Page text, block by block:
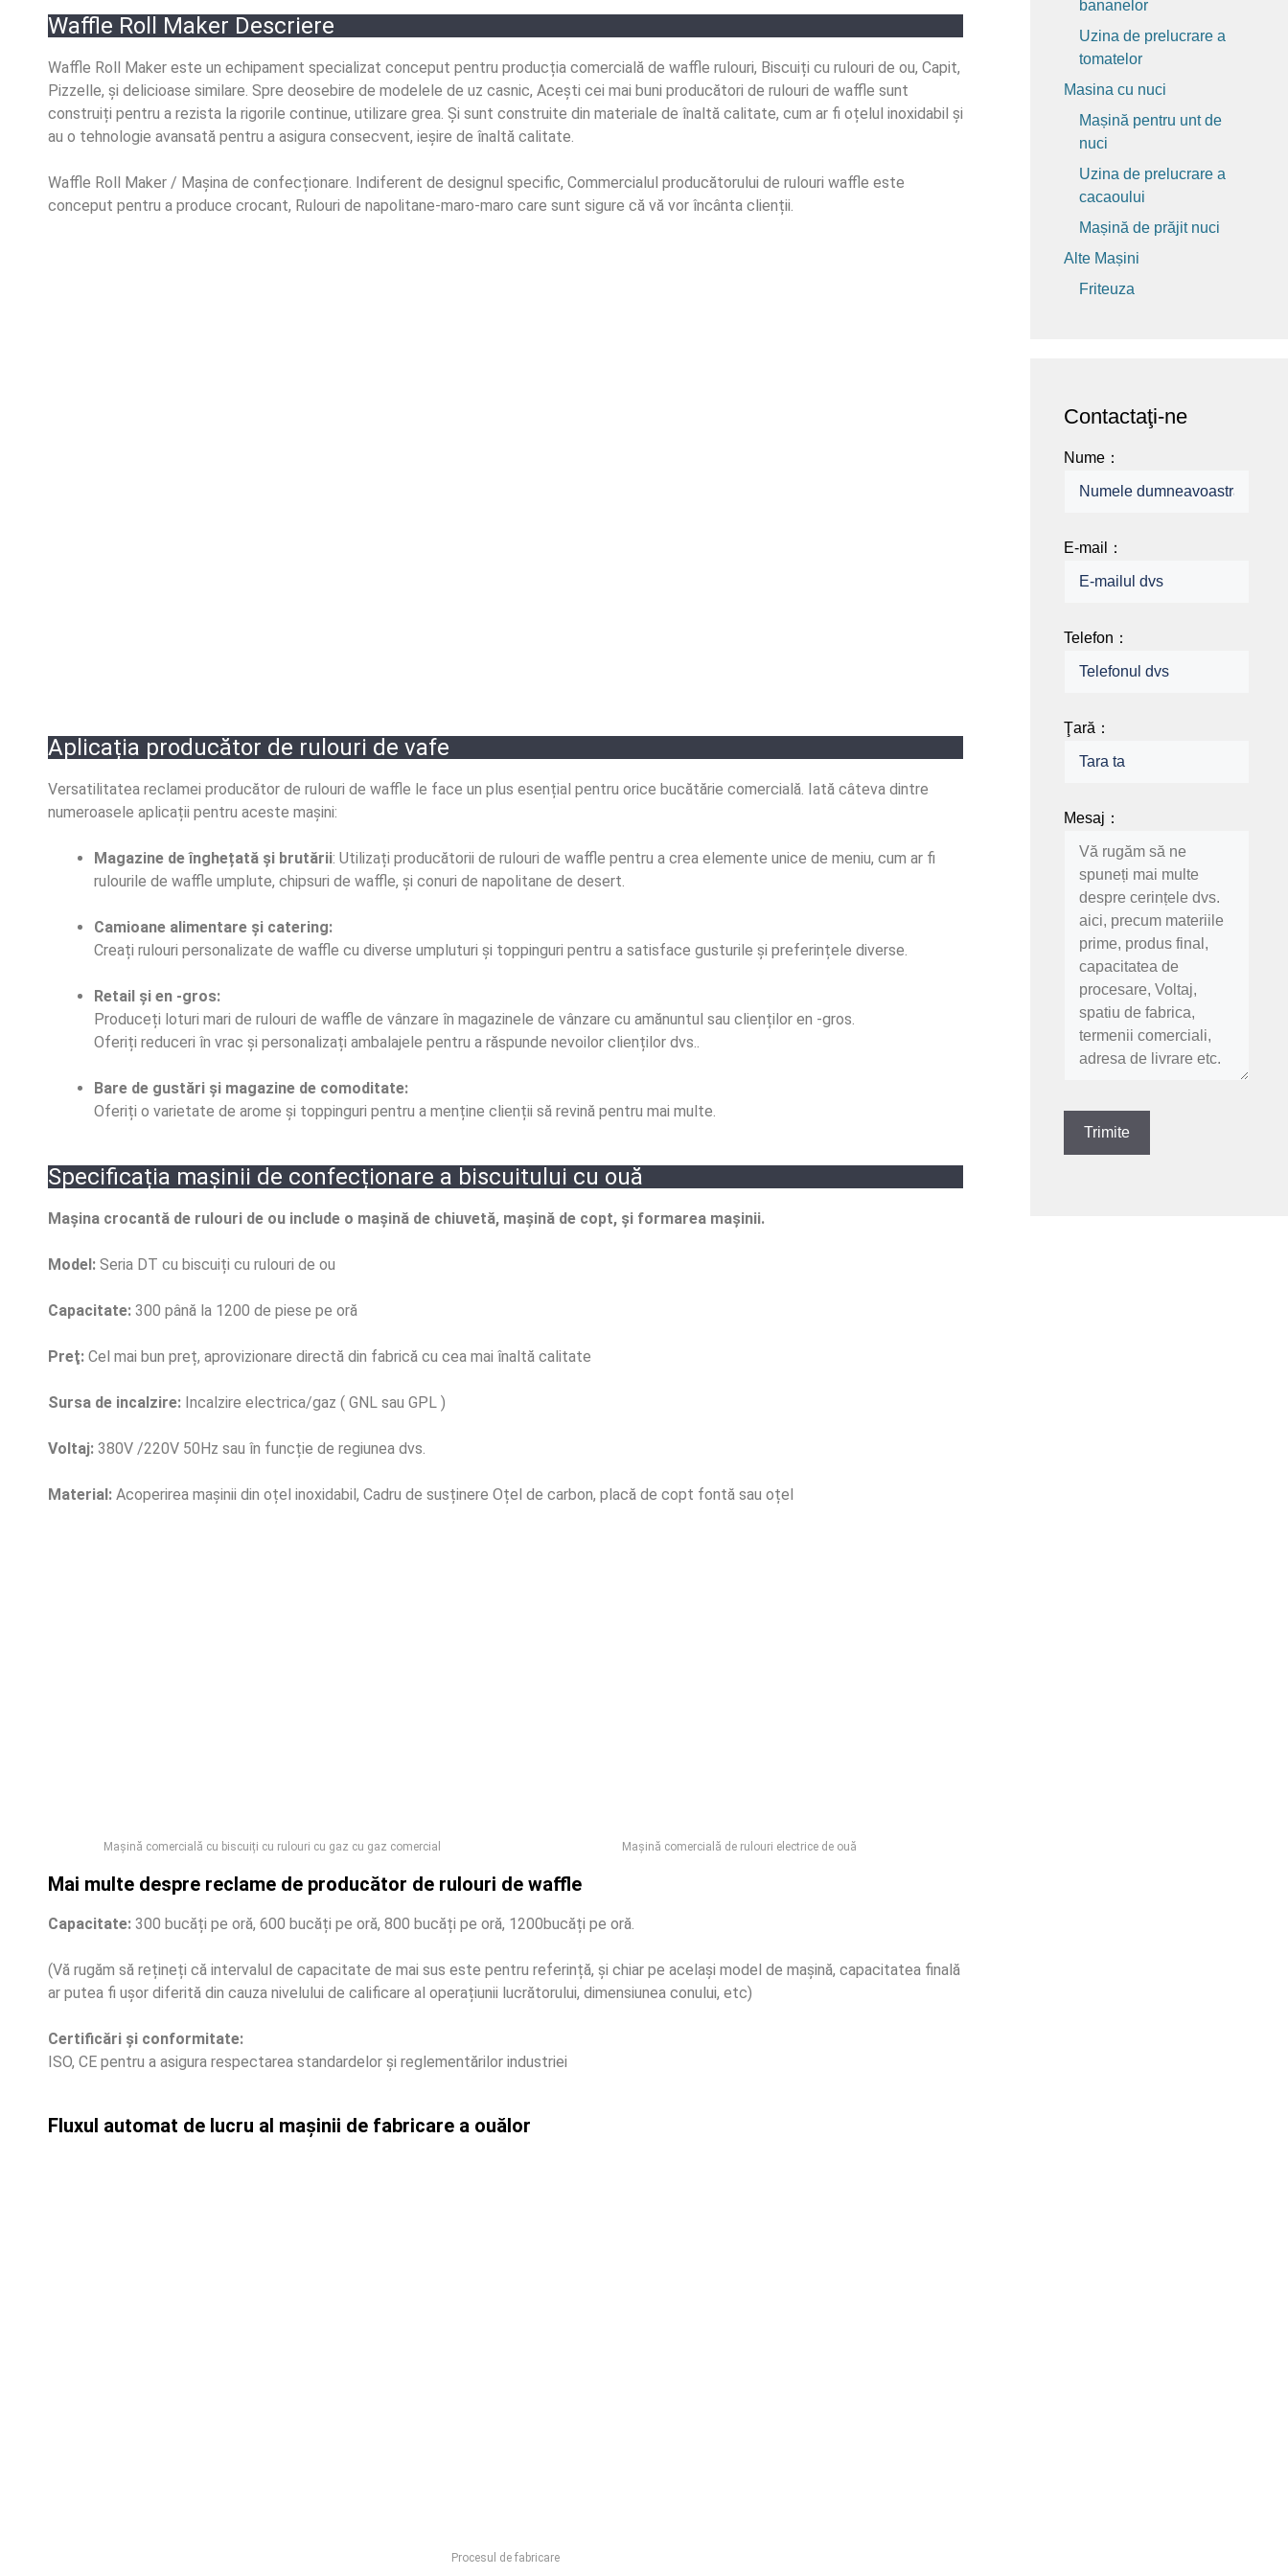
Waffle Roll Maker Descriere
Waffle Roll Maker este un echipament specializat conceput pentru producția comercială de waffle rulouri, Biscuiți cu rulouri de ou, Capit,
Pizzelle, și delicioase similare. Spre deosebire de modelele de uz casnic, Acești cei mai buni producători de rulouri de waffle sunt
construiți pentru a rezista la rigorile continue, utilizare grea. Și sunt construite din materiale de înaltă calitate, cum ar fi oțelul inoxidabil și
au o tehnologie avansată pentru a asigura consecvent, ieșire de înaltă calitate.
Waffle Roll Maker / Mașina de confecționare. Indiferent de designul specific, Commercialul producătorului de rulouri waffle este
conceput pentru a produce crocant, Rulouri de napolitane-maro-maro care sunt sigure că vă vor încânta clienții.
Aplicația producător de rulouri de vafe
Versatilitatea reclamei producător de rulouri de waffle le face un plus esențial pentru orice bucătărie comercială. Iată câteva dintre
numeroasele aplicații pentru aceste mașini:
Magazine de înghețată și brutării: Utilizați producătorii de rulouri de waffle pentru a crea elemente unice de meniu, cum ar fi
rulourile de waffle umplute, chipsuri de waffle, și conuri de napolitane de desert.
Camioane alimentare și catering:
Creați rulouri personalizate de waffle cu diverse umpluturi și toppinguri pentru a satisface gusturile și preferințele diverse.
Retail și en -gros:
Produceți loturi mari de rulouri de waffle de vânzare în magazinele de vânzare cu amănuntul sau clienților en -gros.
Oferiți reduceri în vrac și personalizați ambalajele pentru a răspunde nevoilor clienților dvs..
Bare de gustări și magazine de comoditate:
Oferiți o varietate de arome și toppinguri pentru a menține clienții să revină pentru mai multe.
Specificația mașinii de confecționare a biscuitului cu ouă
Mașina crocantă de rulouri de ou include o mașină de chiuvetă, mașină de copt, și formarea mașinii.
Model: Seria DT cu biscuiți cu rulouri de ou
Capacitate: 300 până la 1200 de piese pe oră
Preţ: Cel mai bun preț, aprovizionare directă din fabrică cu cea mai înaltă calitate
Sursa de incalzire: Incalzire electrica/gaz ( GNL sau GPL )
Voltaj: 380V /220V 50Hz sau în funcție de regiunea dvs.
Material: Acoperirea mașinii din oțel inoxidabil, Cadru de susținere Oțel de carbon, placă de copt fontă sau oțel
Mașină comercială cu biscuiți cu rulouri cu gaz cu gaz comercial Mașină comercială de rulouri electrice de ouă
Mai multe despre reclame de producător de rulouri de waffle
Capacitate: 300 bucăți pe oră, 600 bucăți pe oră, 800 bucăți pe oră, 1200bucăți pe oră.
(Vă rugăm să rețineți că intervalul de capacitate de mai sus este pentru referință, și chiar pe același model de mașină, capacitatea finală
ar putea fi ușor diferită din cauza nivelului de calificare al operațiunii lucrătorului, dimensiunea conului, etc)
Certificări și conformitate:
ISO, CE pentru a asigura respectarea standardelor și reglementărilor industriei
Fluxul automat de lucru al mașinii de fabricare a ouălor
Procesul de fabricare
bananelor
Uzina de prelucrare a
tomatelor
Masina cu nuci
Mașină pentru unt de
nuci
Uzina de prelucrare a
cacaoului
Mașină de prăjit nuci
Alte Mașini
Friteuza
Contactaţi-ne
Nume：
E-mail：
Telefon：
Ţară：
Mesaj：